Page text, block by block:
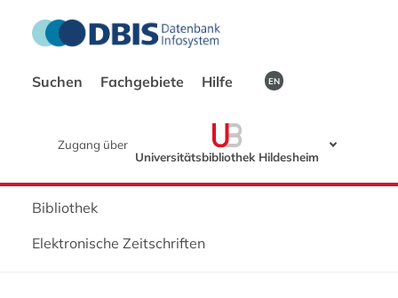
Suchen Fachgebiete Hilfe EN
Zugang über
Universitätsbibliothek Hildesheim
Bibliothek
Elektronische Zeitschriften